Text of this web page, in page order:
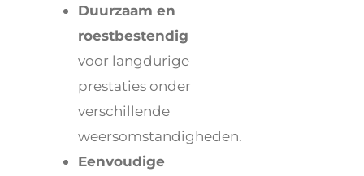
Duurzaam en
roestbestendig
voor langdurige
prestaties onder
verschillende
weersomstandigheden.
Eenvoudige